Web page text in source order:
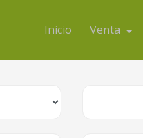
Inicio Venta